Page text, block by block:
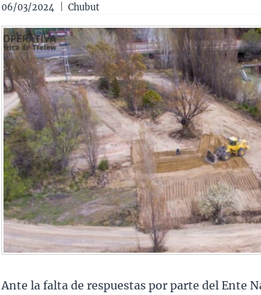
06/03/2024 Chubut
Ante la falta de respuestas por parte del Ente